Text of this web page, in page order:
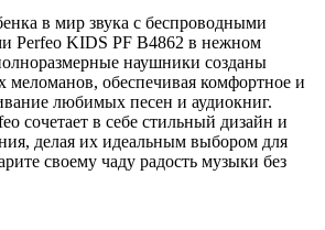
в мир звука с беспроводными
Perfeo KIDS PF B4862 в нежном
наушники созданы
меломанов, обеспечивая комфортное и
любимых песен и аудиокниг.
сочетает в себе стильный дизайн и
делая их идеальным выбором для
своему чаду радость музыки без